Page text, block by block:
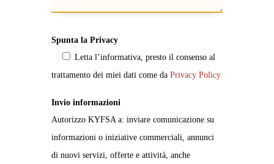
Spunta la Privacy
Letta l’informativa, presto il consenso al
trattamento dei miei dati come da Privacy Policy
Invio informazioni
Autorizzo KYFSA a: inviare comunicazione su
informazioni o iniziative commerciali, annunci
di nuovi servizi, offerte e attività, anche